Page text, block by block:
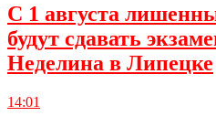
С 1 августа
будут сдавать
Неделина в Липецке
14:01